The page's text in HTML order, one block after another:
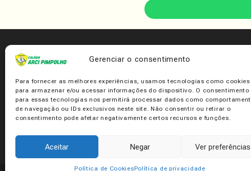
Gerenciar o consentimento
Para fornecer as melhores experiências, usamos tecnologias como cookies
para armazenar e/ou acessar informações do dispositivo. O consentimento
para essas tecnologias nos permitirá processar dados como
de navegação ou IDs exclusivos neste site. Não consentir ou retirar o
consentimento pode afetar negativamente certos recursos e funções.
Aceitar Negar Ver preferências
Política de CookiesPolítica de privacidade
Há mais de